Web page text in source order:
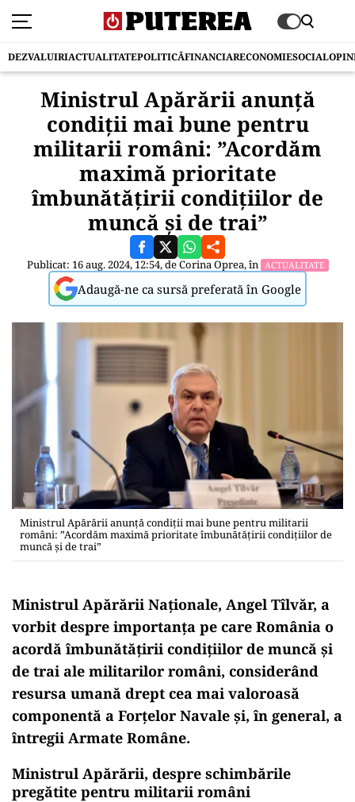
DEZVALUIRIACTUALITATEPOLITICĂFINANCIARECONOMIESOCIAL
Ministrul Apărării anunță
condiții mai bune pentru
militarii români: ”Acordăm
maximă prioritate
îmbunătăţirii condiţiilor de
muncă şi de trai”
Publicat: 16 aug. 2024, 12:54, deCorina Oprea, în ACTUALITATE
Adaugă-ne ca sursă preferată în Google
Ministrul Apărării anunță condiții mai bune pentru militarii
români: ”Acordăm maximă prioritate îmbunătăţirii condiţiilor de
muncă şi de trai”
Ministrul Apărării Naționale, Angel Tîlvăr, a
vorbit despre importanța pe care România o
acordă îmbunătățirii condițiilor de muncă și
de trai ale militarilor români, considerând
resursa umană drept cea mai valoroasă
componentă a Forțelor Navale și, în general, a
întregii Armate Române.
Ministrul Apărării, despre schimbările
pregătite pentru militarii români